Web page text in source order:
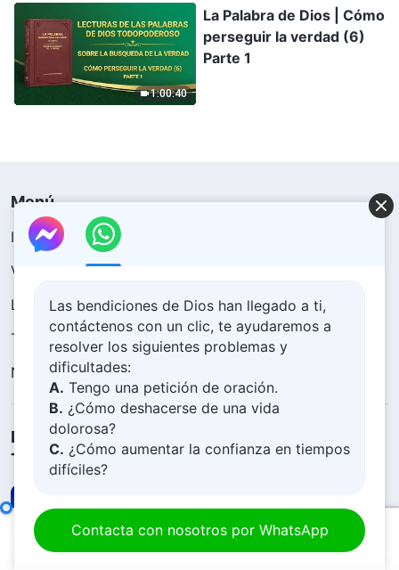
1:00:40
La Palabra de Dios | Cómo
perseguir la verdad (6)
Parte 1
Menú
Inicio
Vídeos
Lecturas
Sermones y enseñanza
Testimonios
Exposición de imágenes
Noticias
Descargar la aplicación Iglesia de Dios
Todopoderoso
Las bendiciones de Dios han llegado a ti,
contáctenos con un clic, te ayudaremos a
resolver los siguientes problemas y
dificultades:
A. Tengo una petición de oración.
B. ¿Cómo deshacerse de una vida
dolorosa?
C. ¿Cómo aumentar la confianza en tiempos
difíciles?
a Dios
¿Cómo acoger al Señor Jesús?
Contacta con nosotros por WhatsApp
Los verdaderamente obedientes seguramente serán ganados por Dios